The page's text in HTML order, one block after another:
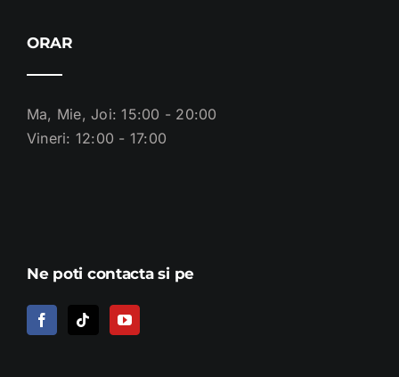
ORAR
Ma, Mie, Joi: 15:00 - 20:00
Vineri: 12:00 - 17:00
Ne poti contacta si pe